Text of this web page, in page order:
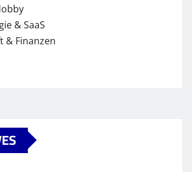
& SaaS
& Finanzen